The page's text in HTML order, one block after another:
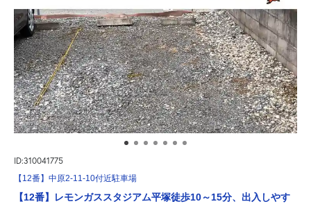
ID:310041775
【12番】中原2-11-10付近駐車場
【12番】レモンガススタジアム平塚徒歩10～15分、出入しやす